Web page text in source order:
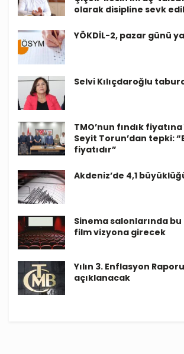
olarak disipline sevk
YÖKDİL-2, pazar günü
Selvi Kılıçdaroğlu
TMO’nun fındık
Seyit Torun’dan tepki:
fiyatıdır”
Akdeniz’de 4,1
Sinema salonlarında
film vizyona girecek
Yılın 3. Enflasyon
açıklanacak